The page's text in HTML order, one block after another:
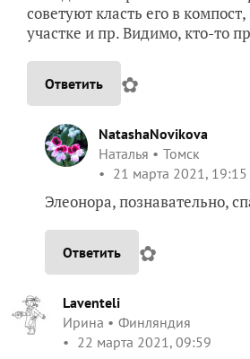
советуют класть его в
участке и пр. Видимо, кто-то
Ответить ✿
NatashaNovikova
Наталья
Томск
21 марта 2021, 19:15
Элеонора, познавательно,
Ответить ✿
Laventeli
Ирина
Финляндия
22 марта 2021, 09:59